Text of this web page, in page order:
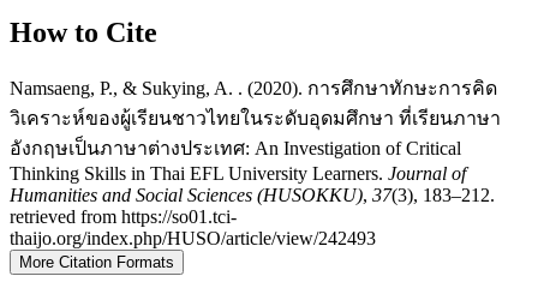
How to Cite
Namsaeng, P., & Sukying, A. . (2020). การศึกษาทักษะการคิด
วิเคราะห์ของผู้เรียนชาวไทยในระดับอุดมศึกษา ที่เรียนภาษา
อังกฤษเป็นภาษาต่างประเทศ: An Investigation of Critical
Thinking Skills in Thai EFL University Learners. Journal of
Humanities and Social Sciences (HUSOKKU), 37(3), 183–212.
retrieved from https://so01.tci-
thaijo.org/index.php/HUSO/article/view/242493
More Citation Formats